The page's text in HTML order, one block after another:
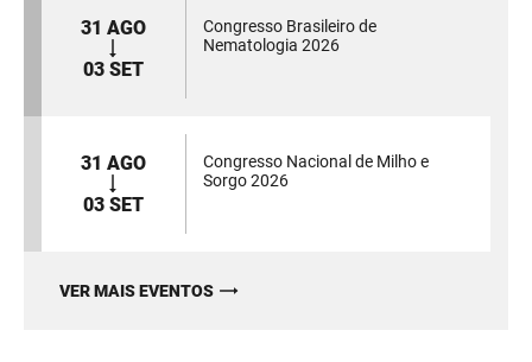
31 AGO
03 SET
Congresso Brasileiro de
Nematologia 2026
31 AGO
03 SET
Congresso Nacional de Milho e
Sorgo 2026
VER MAIS EVENTOS